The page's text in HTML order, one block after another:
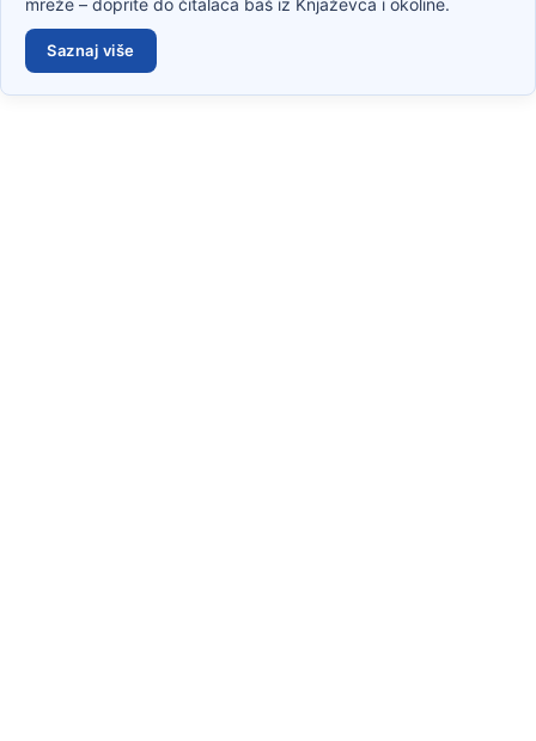
mreže – doprite do čitalaca baš iz Knjaževca i okoline.
Saznaj više